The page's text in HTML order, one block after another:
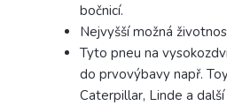
bočnicí.
Nejvyšší možná
Tyto pneu na
do prvovýbavy např.
Caterpillar, Linde a